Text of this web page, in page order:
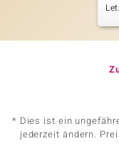
* Dies ist ein
jederzeit ändern.